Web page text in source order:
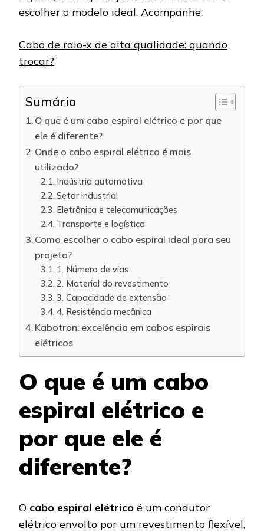
escolher o modelo ideal. Acompanhe.
Cabo de raio-x de alta qualidade: quando
trocar?
Sumário
O que é um cabo espiral elétrico e por que
ele é diferente?
Onde o cabo espiral elétrico é mais
utilizado?
Indústria automotiva
Setor industrial
Eletrônica e telecomunicações
Transporte e logística
Como escolher o cabo espiral ideal para seu
projeto?
1. Número de vias
2. Material do revestimento
3. Capacidade de extensão
4. Resistência mecânica
Kabotron: excelência em cabos espirais
elétricos
O que é um cabo
espiral elétrico e
por que ele é
diferente?
O cabo espiral elétrico é um condutor
elétrico envolto por um revestimento flexível,